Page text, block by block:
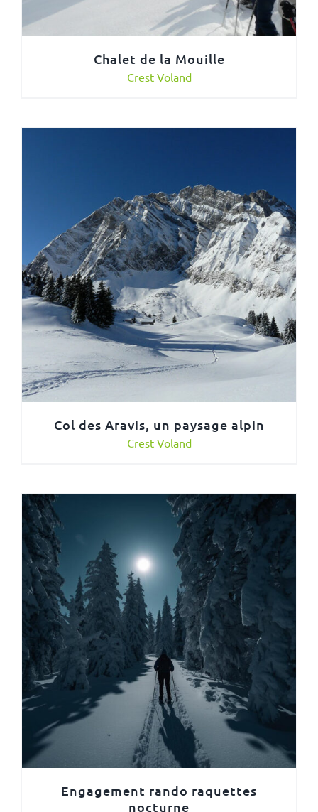
Chalet de la Mouille
Crest Voland
Col des Aravis, un paysage alpin
Crest Voland
Engagement rando raquettes
nocturne